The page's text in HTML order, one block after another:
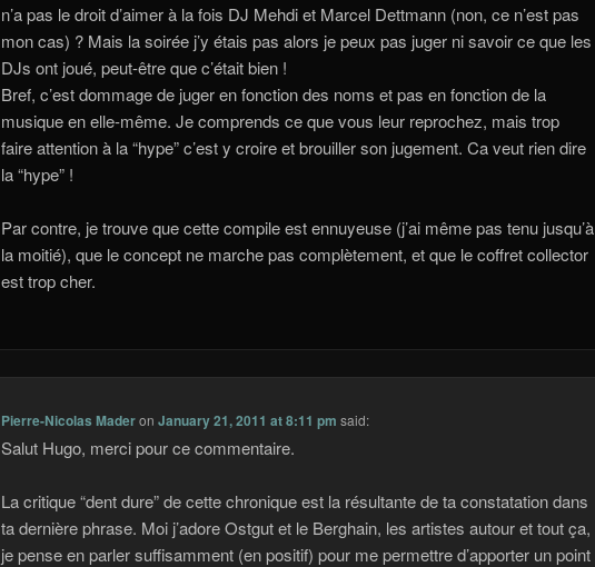
n’a pas le droit d’aimer à la fois DJ Mehdi et Marcel Dettmann (non, ce n’est pas
mon cas) ? Mais la soirée j’y étais pas alors je peux pas juger ni savoir ce que les
DJs ont joué, peut-être que c’était bien !
Bref, c’est dommage de juger en fonction des noms et pas en fonction de la
musique en elle-même. Je comprends ce que vous leur reprochez, mais trop
faire attention à la “hype” c’est y croire et brouiller son jugement. Ca veut rien dire
la “hype” !
Par contre, je trouve que cette compile est ennuyeuse (j’ai même pas tenu jusqu’à
la moitié), que le concept ne marche pas complètement, et que le coffret collector
est trop cher.
Pierre-Nicolas MaderonJanuary 21, 2011 at 8:11 pm said:
Salut Hugo, merci pour ce commentaire.
La critique “dent dure” de cette chronique est la résultante de ta constatation dans
ta dernière phrase. Moi j’adore Ostgut et le Berghain, les artistes autour et tout ça,
je pense en parler suffisamment (en positif) pour me permettre d’apporter un point